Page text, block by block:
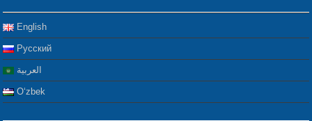
English
Русский
العربية
Oʻzbek